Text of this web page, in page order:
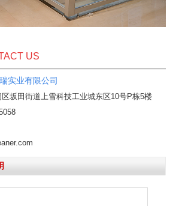
US
实业有限公司
坂田街道上雪科技工业城东区10号P栋5楼